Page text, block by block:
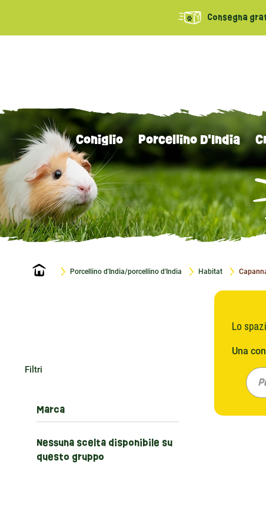
Consegna
Coniglio Porcellino D'India
Home Porcellino d'India/porcellino d'India Habitat
Filtri
Marca
Nessuna scelta disponibile su
questo gruppo
Lo
Una
il loro